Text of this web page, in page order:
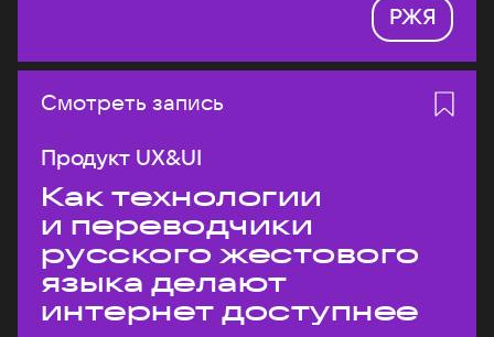
РЖЯ
Смотреть запись
Продукт UX&UI
Как технологии
и переводчики
русского жестового
языка делают
интернет доступнее